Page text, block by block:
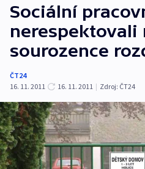
Sociální
nerespektovali
sourozence
ČT24
16. 11. 2011
16. 11. 2011 | Zdroj: ČT24